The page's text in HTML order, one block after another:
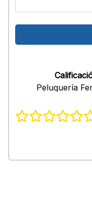
Peluquería